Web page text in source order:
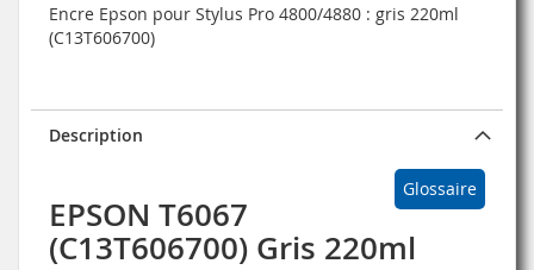
Encre Epson pour Stylus Pro 4800/4880 : gris 220ml
(C13T606700)
Description
Glossaire
EPSON T6067
(C13T606700) Gris 220ml